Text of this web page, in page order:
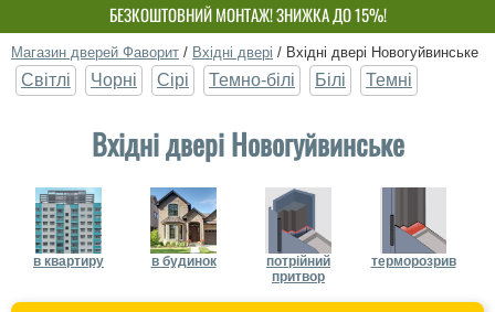
БЕЗКОШТОВНИЙ МОНТАЖ! ЗНИЖКА ДО 15%!
ВЛАСНЕ ВИРОБНИЦТВО-НЕ ПЕРЕПЛАЧУЙ!
Магазин дверей Фаворит / Вхідні двері / Вхідні двері Новогуйвинське
Світлі Чорні Сірі Темно-білі Білі Темні
Вхідні двері Новогуйвинське
в квартиру в будинок
потрійний
притвор
терморозрив